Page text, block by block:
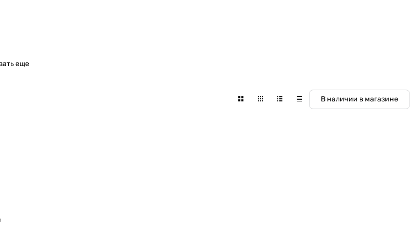
еще
В наличии в магазине